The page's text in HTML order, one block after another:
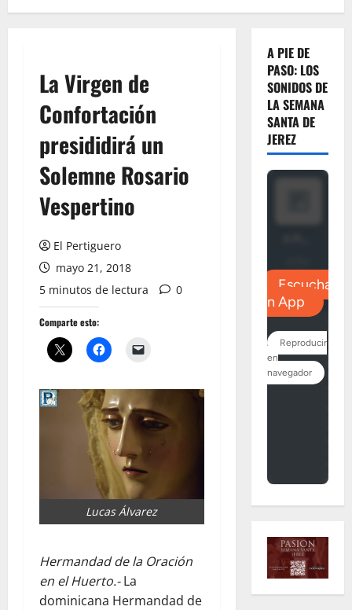
La Virgen de
Confortación
presididirá un
Solemne Rosario
Vespertino
El Pertiguero
mayo 21, 2018
5 minutos de lectura
0
Comparte esto:
Lucas Álvarez
Hermandad de la Oración
en el Huerto.-La
dominicana Hermandad de
A PIE DE
PASO: LOS
SONIDOS DE
LA SEMANA
SANTA DE
JEREZ